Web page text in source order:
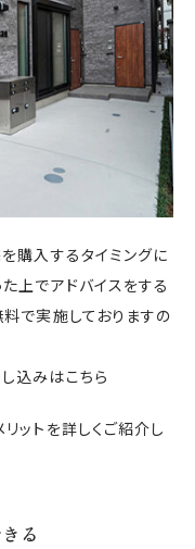
購入するタイミングに
上でアドバイスをする
で実施しておりますの
込みはこちら
ットを詳しくご紹介し
る